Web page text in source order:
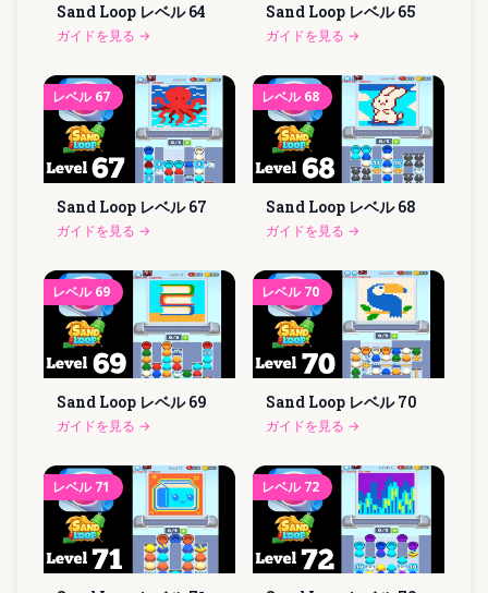
Sand Loop レベル 64
ガイドを見る →
Sand Loop レベル 65
ガイドを見る →
レベル 67
Sand Loop レベル 67
ガイドを見る →
レベル 68
Sand Loop レベル 68
ガイドを見る →
レベル 69
Sand Loop レベル 69
ガイドを見る →
レベル 70
Sand Loop レベル 70
ガイドを見る →
レベル 71 レベル 72